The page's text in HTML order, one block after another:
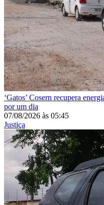
‘Gatos’ Cosern recupera
por um dia
07/08/2026 às 05:45
Justiça